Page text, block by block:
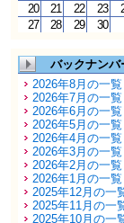
20
21 22 23
27
28 29 30
バックナンバ
2026年8月の一覧
2026年7月の一覧
2026年6月の一覧
2026年5月の一覧
2026年4月の一覧
2026年3月の一覧
2026年2月の一覧
2026年1月の一覧
2025年12月の一
2025年11月の一
2025年10月の一